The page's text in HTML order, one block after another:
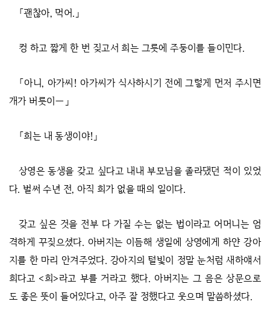
「괜찮아, 먹어.」
컹 하고 짧게 한 번 짖고서 희는 그릇에 주둥이를 들이민다.
「아니, 아가씨! 아가씨가 식사하시기 전에 그렇게 먼저 주시면
개가 버릇이―」
「희는 내 동생이야!」
상영은 동생을 갖고 싶다고 내내 부모님을 졸라댔던 적이 있었
다. 벌써 수년 전, 아직 희가 없을 때의 일이다.
갖고 싶은 것을 전부 다 가질 수는 없는 법이라고 어머니는 엄
격하게 꾸짖으셨다. 아버지는 이듬해 생일에 상영에게 하얀 강아
지를 한 마리 안겨주었다. 강아지의 털빛이 정말 눈처럼 새하얘서
희다고 <희>라고 부를 거라고 했다. 아버지는 그 음은 상문으로
도 좋은 뜻이 들어있다고, 아주 잘 정했다고 웃으며 말씀하셨다.